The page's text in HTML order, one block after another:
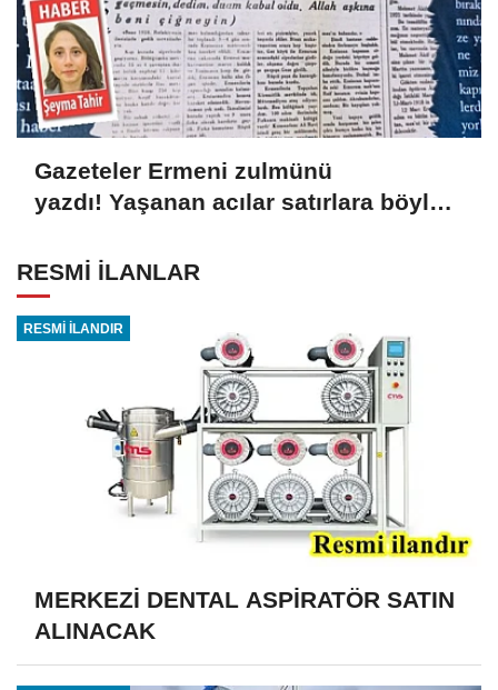
Gazeteler Ermeni zulmünü
yazdı! Yaşanan acılar satırlara böyle
RESMİ İLANLAR
RESMİ İLANDIR
MERKEZİ DENTAL ASPİRATÖR SATIN
ALINACAK